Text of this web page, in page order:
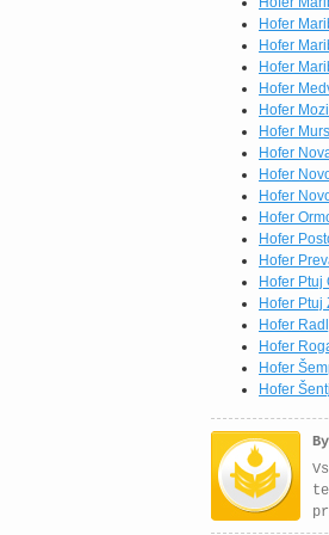
Hofer
Hofer
Hofer
Hofer
Hofer
Hofer
Hofer
Hofer
Hofer
Hofer
Hofer
Hofer
Hofer Ptuj
Hofer Ptuj
Hofer
Hofer
Hofer
Hofer